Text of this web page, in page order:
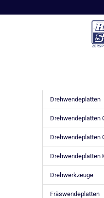
Drehwendeplatten
Drehwendeplatten
Drehwendeplatten
Drehwendeplatten
Drehwerkzeuge
Fräswendeplatten